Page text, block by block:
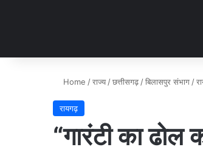
Home /राज्य /छत्तीसगढ़ /बिलासपुर संभाग /
रायगढ़
“गारंटी का